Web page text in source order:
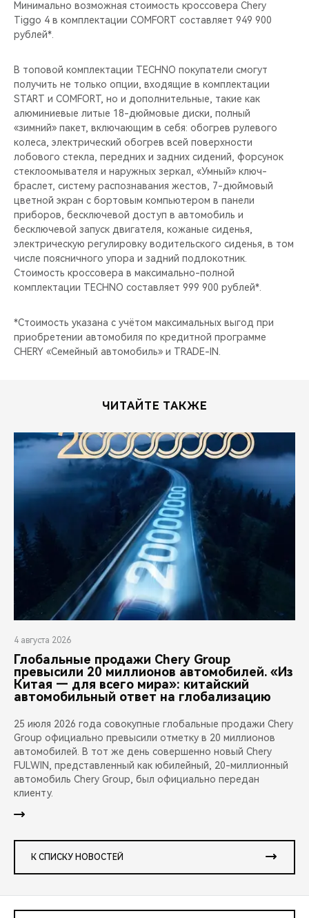
Минимально возможная стоимость кроссовера Chery
Tiggo 4 в комплектации COMFORT составляет 949 900
рублей*.
В топовой комплектации TECHNO покупатели смогут
получить не только опции, входящие в комплектации
START и COMFORT, но и дополнительные, такие как
алюминиевые литые 18-дюймовые диски, полный
«зимний» пакет, включающим в себя: обогрев рулевого
колеса, электрический обогрев всей поверхности
лобового стекла, передних и задних сидений, форсунок
стеклоомывателя и наружных зеркал, «Умный» ключ-
браслет, систему распознавания жестов, 7-дюймовый
цветной экран с бортовым компьютером в панели
приборов, бесключевой доступ в автомобиль и
бесключевой запуск двигателя, кожаные сиденья,
электрическую регулировку водительского сиденья, в том
числе поясничного упора и задний подлокотник.
Стоимость кроссовера в максимально-полной
комплектации TECHNO составляет 999 900 рублей*.
*Стоимость указана с учётом максимальных выгод при
приобретении автомобиля по кредитной программе
CHERY «Семейный автомобиль» и TRADE-IN.
ЧИТАЙТЕ ТАКЖЕ
4 августа 2026
Глобальные продажи Chery Group
превысили 20 миллионов автомобилей. «Из
Китая — для всего мира»: китайский
автомобильный ответ на глобализацию
25 июля 2026 года совокупные глобальные продажи Chery
Group официально превысили отметку в 20 миллионов
автомобилей. В тот же день совершенно новый Chery
FULWIN, представленный как юбилейный, 20-миллионный
автомобиль Chery Group, был официально передан
клиенту.
К СПИСКУ НОВОСТЕЙ